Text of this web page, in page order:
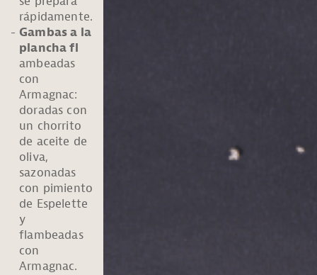
rápidamente.
Gambas a la
plancha fl
ambeadas
con
Armagnac:
doradas con
un chorrito
de aceite de
oliva,
sazonadas
con pimiento
de Espelette
y
flambeadas
con
Armagnac.